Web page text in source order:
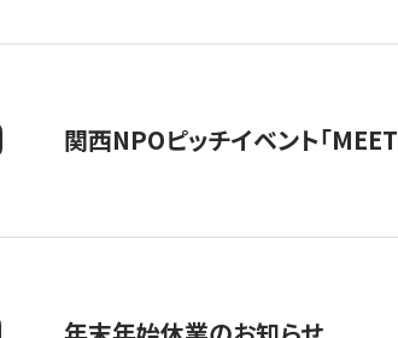
関西NPOピッチイベント「